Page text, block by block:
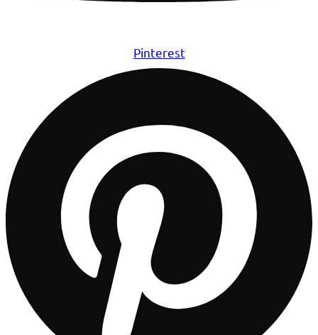
Pinterest